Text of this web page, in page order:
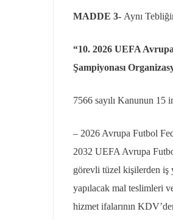
MADDE 3- Aynı
“10. 2026 UEFA
Şampiyonası
7566 sayılı Kanunun 15
– 2026 Avrupa Futbol
2032 UEFA Avrupa
görevli tüzel kişilerden iş
yapılacak mal teslimleri
hizmet ifalarının